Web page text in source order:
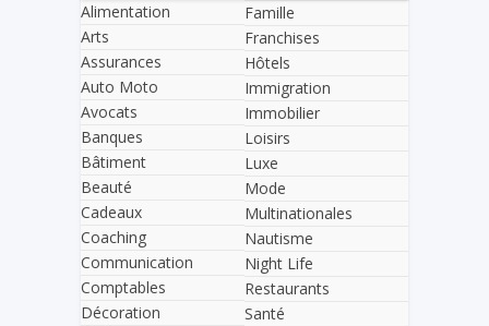
Alimentation
Arts
Assurances
Auto Moto
Avocats
Banques
Bâtiment
Beauté
Cadeaux
Coaching
Communication
Comptables
Décoration
Famille
Franchises
Hôtels
Immigration
Immobilier
Loisirs
Luxe
Mode
Multinationales
Nautisme
Night Life
Restaurants
Santé